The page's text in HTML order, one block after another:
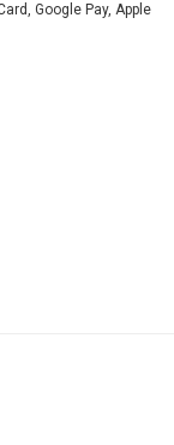
Google Pay, Apple